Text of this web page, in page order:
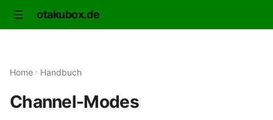
otakubox.de
Home Handbuch
Channel-Modes